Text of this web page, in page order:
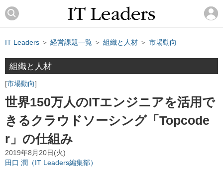
IT Leaders ＞ 経営課題一覧 ＞ 組織と人材 ＞ 市場動向
組織と人材
市場動向
世界150万人のITエンジニアを活用で
きるクラウドソーシング「Topcode
r」の仕組み
2019年8月20日(火)
田口 潤（IT Leaders編集部）